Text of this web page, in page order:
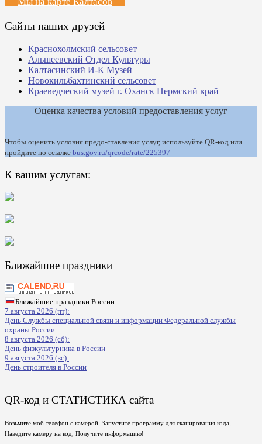
Сайты наших друзей
Краснохолмский сельсовет
Альшеевский Отдел Культуры
Калтасинский И-К Музей
Новокильбахтинский сельсовет
Краеведческий музей г. Оханск Пермский край
Оценка качества условий предоставления услуг
Чтобы оценить условия предо-ставления услуг, используйте QR-код или
пройдите по ссылке bus.gov.ru/qrcode/rate/225397
К вашим услугам:
Ближайшие праздники
Ближайшие праздники России
7 августа 2026 (пт):
День Службы специальной связи и информации Федеральной службы
охраны России
8 августа 2026 (сб):
День физкультурника в России
9 августа 2026 (вс):
День строителя в России
QR-код и СТАТИСТИКА сайта
Возьмите моб телефон с камерой, Запустите программу для сканирования кода,
Наведите камеру на код, Получите информацию!